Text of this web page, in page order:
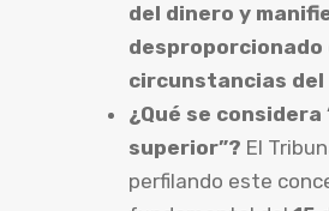
del dinero y
desproporcionado
circunstancias del
¿Qué se
superior”? El
perfilando este